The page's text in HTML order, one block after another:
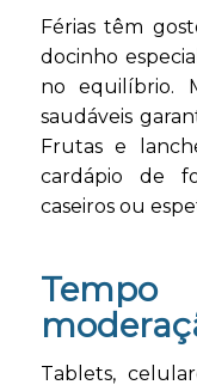
Férias têm
docinho
no equilíbrio.
saudáveis
Frutas e
cardápio de
caseiros ou
Tablets,